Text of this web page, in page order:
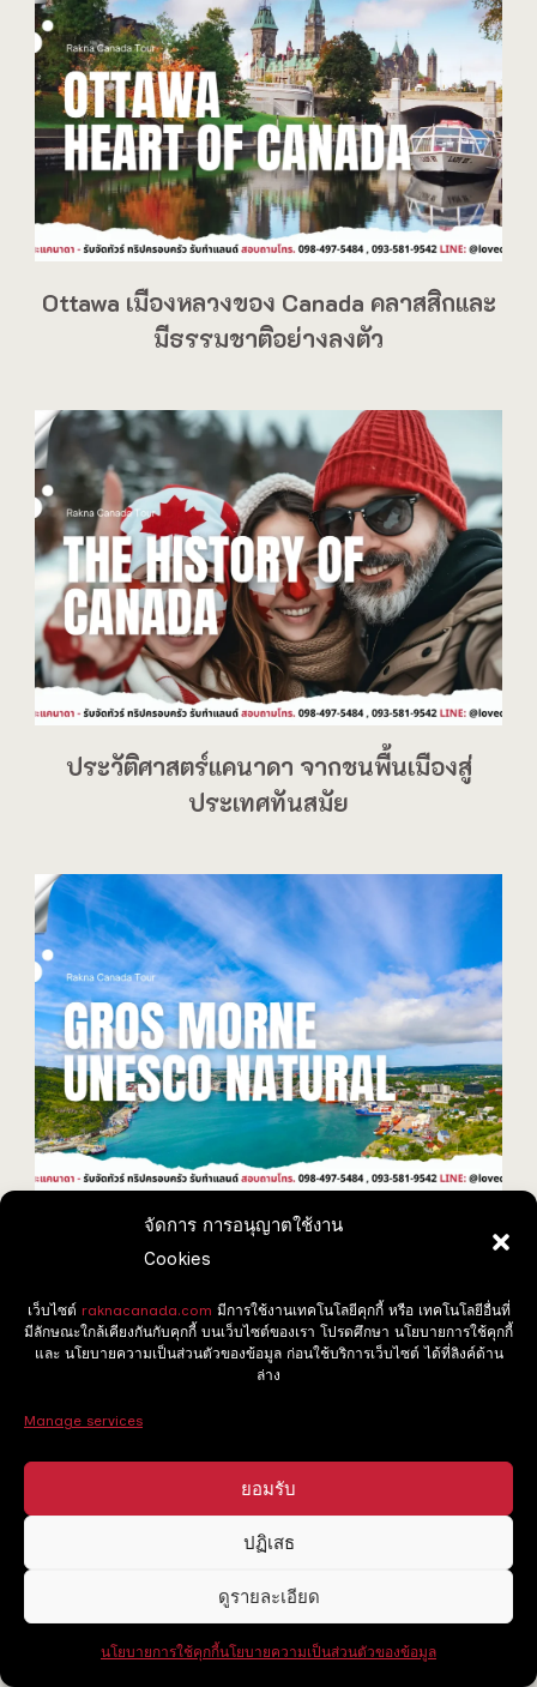
จัดการ การอนุญาตใช้งาน
Cookies
เว็บไซต์ raknacanada.com มีการใช้งานเทคโนโลยีคุกกี้ หรือ เทคโนโลยีอื่นที่
มีลักษณะใกล้เคียงกันกับคุกกี้ บนเว็บไซต์ของเรา โปรดศึกษา นโยบายการใช้คุกกี้
และ นโยบายความเป็นส่วนตัวของข้อมูล ก่อนใช้บริการเว็บไซต์ ได้ที่ลิงค์ด้าน
ล่าง
Manage services
ยอมรับ
ปฏิเสธ
ดูรายละเอียด
นโยบายการใช้คุกกี้นโยบายความเป็นส่วนตัวของข้อมูล
Ottawa เมืองหลวงของ Canada คลาสสิกและ
มีธรรมชาติอย่างลงตัว
ประวัติศาสตร์แคนาดา จากชนพื้นเมืองสู่
ประเทศทันสมัย
Gros Morne National Park มรดกโลกแห่ง
Newfoundland